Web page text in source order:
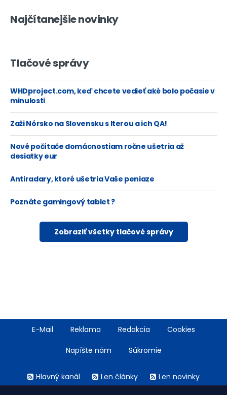
Najčítanejšie novinky
Tlačové správy
WHDproject.com, keď chcete vedieť aké bolo počasie v
minulosti
Zaži Nórsko na Slovensku s Iterou a ich QA!
Nové počítače domácnostiam ročne ušetria až
desiatky eur
Antiradary, ktoré ušetria Vaše peniaze
Poznáte gamingový tablet ?
Zobraziť všetky tlačové správy
FooterE-Mail Reklama Redakcia Cookies
Napíšte nám Súkromie
menuHlavný kanál Len články Len novinky